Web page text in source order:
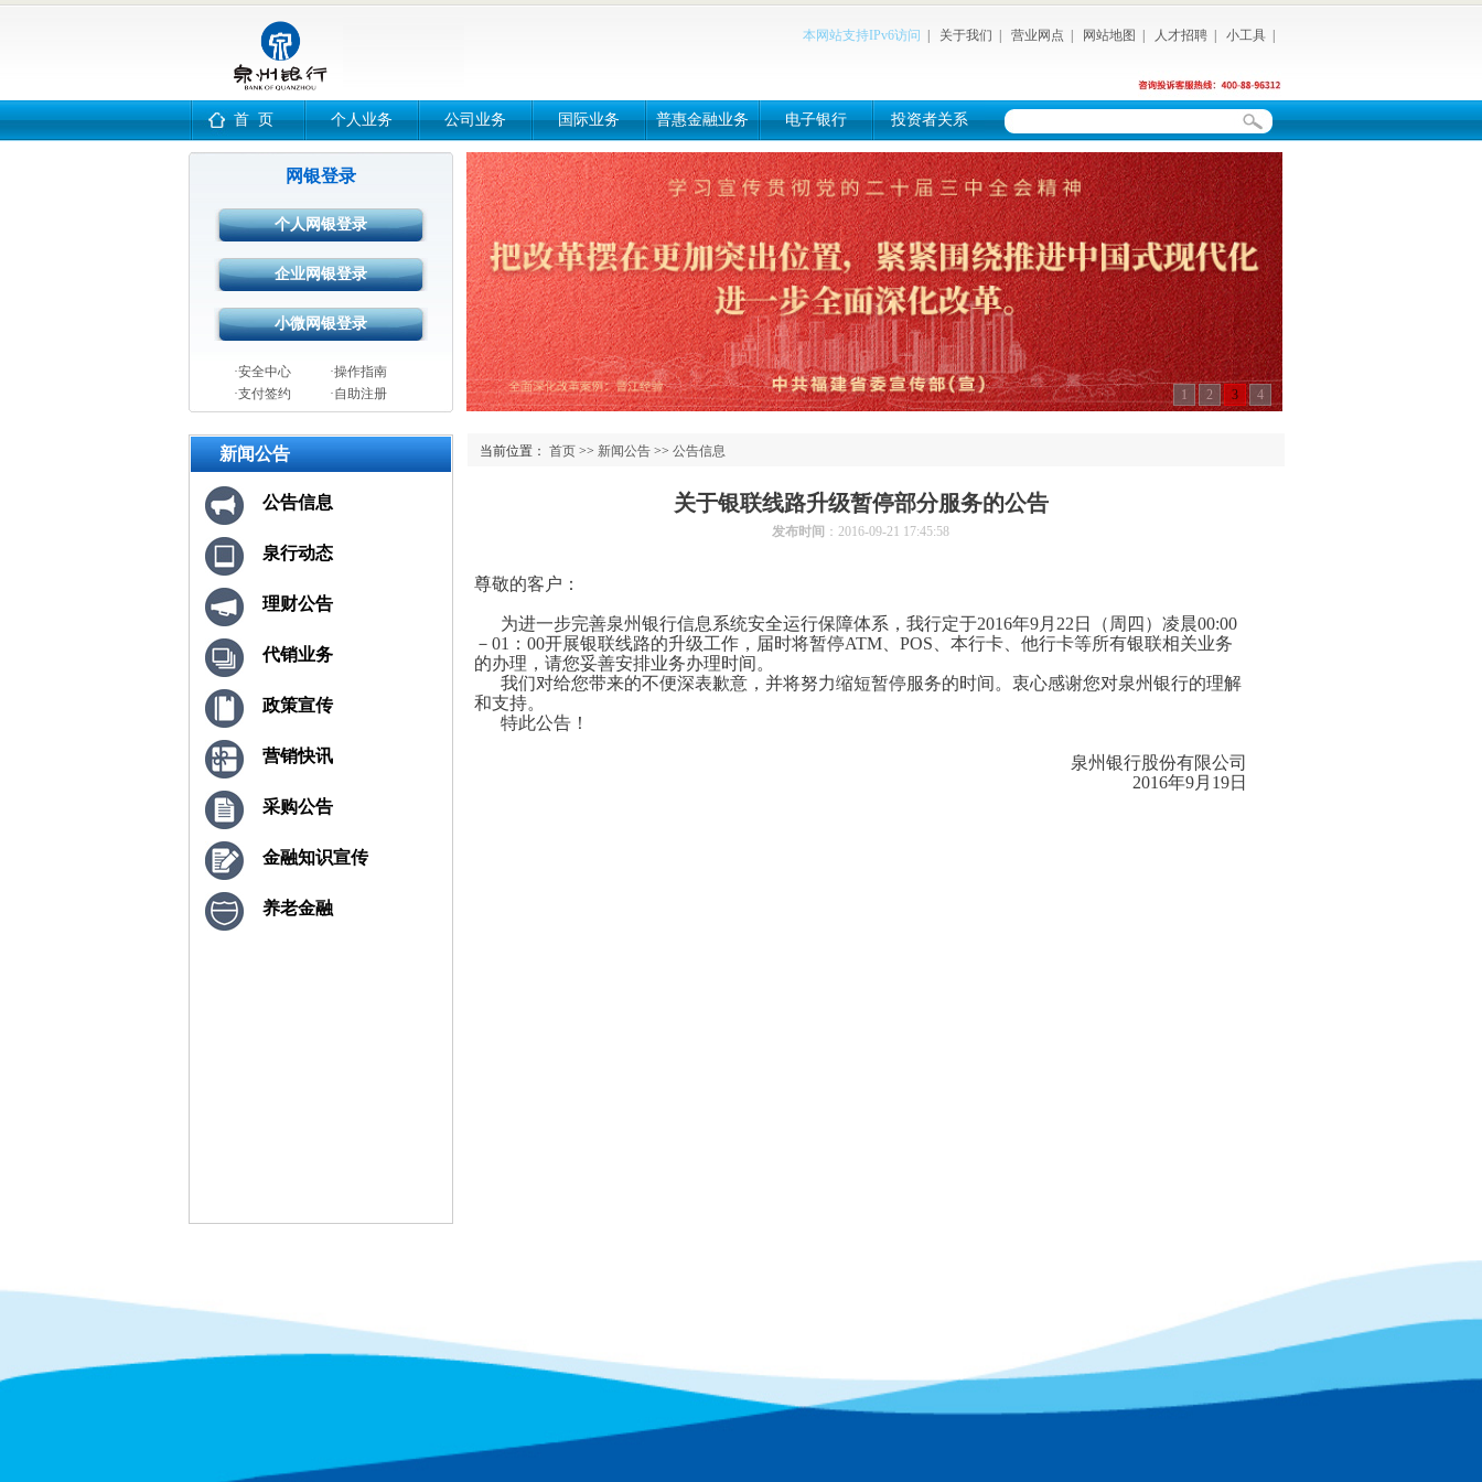
本网站支持IPv6访问 关于我们 营业网点 网站地图 人才招聘 小工具
个人业务 公司业务 国际业务 普惠金融业务 电子银行 投资者关系
首 页
网银登录
·安全中心
·操作指南
·支付签约
·自助注册
新闻公告
公告信息
泉行动态
理财公告
代销业务
政策宣传
营销快讯
采购公告
金融知识宣传
养老金融
1 2 3 4
当前位置： 首页 >> 新闻公告 >> 公告信息
关于银联线路升级暂停部分服务的公告
发布时间 ：2016-09-21 17:45:58
尊敬的客户：
为进一步完善泉州银行信息系统安全运行保障体系，我行定于2016年9月22日（周四）凌晨00:00
－01：00开展银联线路的升级工作，届时将暂停ATM、POS、本行卡、他行卡等所有银联相关业务
的办理，请您妥善安排业务办理时间。
我们对给您带来的不便深表歉意，并将努力缩短暂停服务的时间。衷心感谢您对泉州银行的理解
和支持。
特此公告！
泉州银行股份有限公司
2016年9月19日